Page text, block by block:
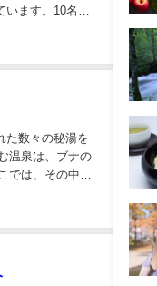
ます。10名以
た数々の秘湯を
温泉は、ブナの
では、その中で